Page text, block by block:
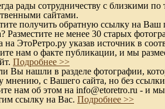
рады сотрудничеству с близкими по
сайтами.
получить обратную ссылку на Ваш
Разместите не менее 30 старых
на ЭтоРетро.ру указав источник в
нам о факте публикации, и мы
Подробнее >>
Вы нашли в разделе фотографии,
мнению, с Вашего сайта, но без
нам об этом на info@etoretro.ru - и мы
ссылку на Вас. Подробнее >>